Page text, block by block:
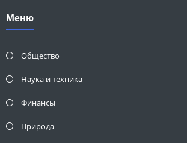
Меню
Общество
Наука и техника
Финансы
Природа